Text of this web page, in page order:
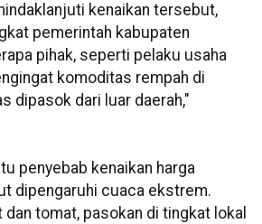
kenaikan tersebut,
pemerintah kabupaten
pihak, seperti pelaku usaha
komoditas rempah di
dipasok dari luar daerah,"
penyebab kenaikan harga
dipengaruhi cuaca ekstrem.
tomat, pasokan di tingkat lokal